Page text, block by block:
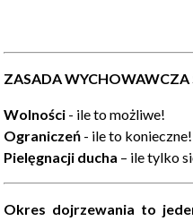
ZASADA WYCHOWAWCZA
Wolności - ile to możliwe!
Ograniczeń - ile to
Pielęgnacji ducha – ile tylko
Okres dojrzewania to